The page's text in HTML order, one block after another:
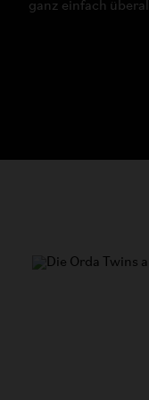
ganz einfach